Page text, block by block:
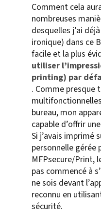
Comment cela
nombreuses
desquelles j’ai
ironique) dans ce
facile et la plus
utiliser
printing) par
. Comme presque
bureau, mon
capable d’offrir
Si j’avais imprimé
personnelle gérée
MFPsecure/Print,
pas commencé à
ne sois devant
reconnu en
sécurité.